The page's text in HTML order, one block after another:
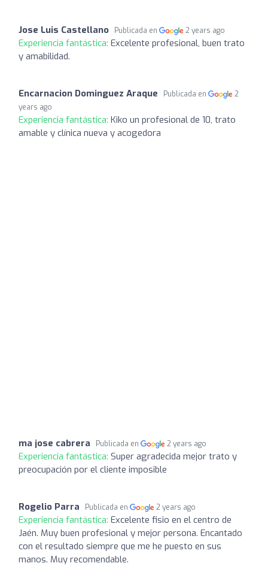
Jose Luis Castellano Publicada en 2 years ago
Experiencia fantástica: Excelente profesional, buen trato
y amabilidad.
Encarnacion Dominguez Araque Publicada en
2
years ago
Experiencia fantástica: Kiko un profesional de 10, trato
amable y clínica nueva y acogedora
ma jose cabrera Publicada en 2 years ago
Experiencia fantástica: Super agradecida mejor trato y
preocupación por el cliente imposible
Rogelio Parra Publicada en 2 years ago
Experiencia fantástica: Excelente fisio en el centro de
Jaén. Muy buen profesional y mejor persona. Encantado
con el resultado siempre que me he puesto en sus
manos. Muy recomendable.